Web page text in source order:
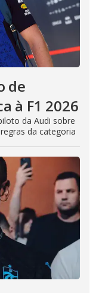
de
à F1 2026
da Audi sobre
da categoria